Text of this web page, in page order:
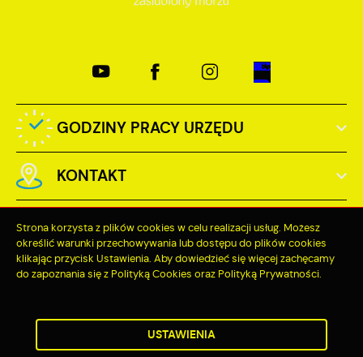
GODZINY PRACY URZĘDU
KONTAKT
Odwiedzin: 3775071
Copyright by miastopuck.pl
Strona korzysta z plików cookies w celu realizacji usług. Możesz
określić warunki przechowywania lub dostępu do plików cookies
klikając przycisk Ustawienia. Aby dowiedzieć się więcej zachęcamy
do zapoznania się z Polityką Cookies oraz Polityką Prywatności.
USTAWIENIA
ZAPISZ WYBRANE
ZEZWÓL NA WSZYSTKIE